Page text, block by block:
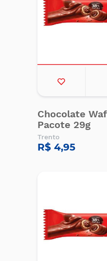
Chocolate
Pacote 29g
Trento
R$ 4,95